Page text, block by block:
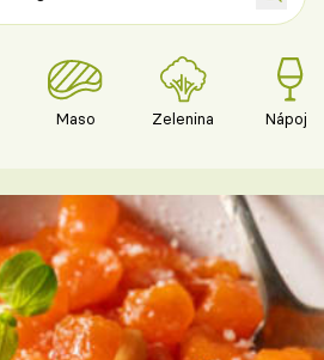
Maso Zelenina Nápoje